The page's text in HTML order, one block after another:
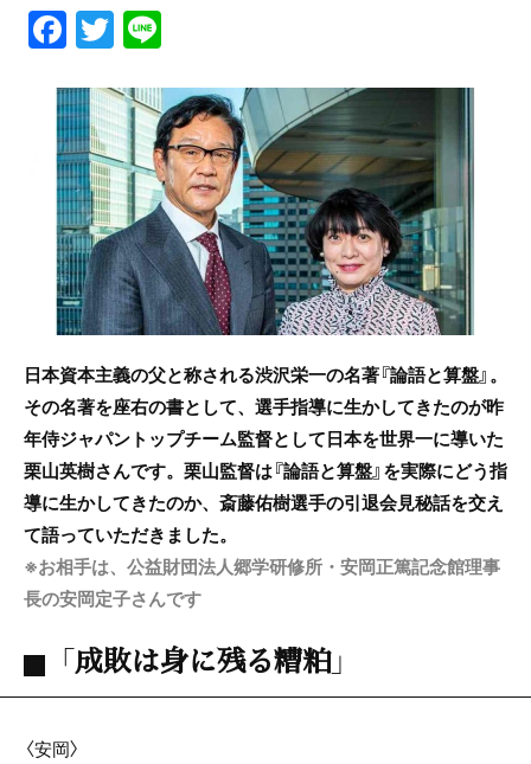
F
a
c
e
b
o
o
k
T
w
itt
er
e
日本資本主義の父と称される渋沢栄一の名著『論語と算盤』。
その名著を座右の書として、選手指導に生かしてきたのが昨
年侍ジャパントップチーム監督として日本を世界一に導いた
栗山英樹さんです。栗山監督は『論語と算盤』を実際にどう指
導に生かしてきたのか、斎藤佑樹選手の引退会見秘話を交え
て語っていただきました。
※お相手は、公益財団法人郷学研修所・安岡正篤記念館理事
長の安岡定子さんです
「成敗は身に残る糟粕」
〈安岡〉